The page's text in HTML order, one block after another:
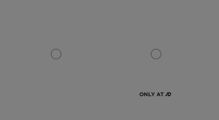
ONLY AT